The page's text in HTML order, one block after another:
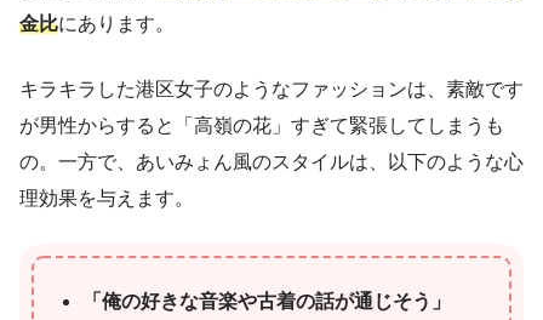
金比にあります。
キラキラした港区女子のようなファッションは、素敵です
が男性からすると「高嶺の花」すぎて緊張してしまうも
の。一方で、あいみょん風のスタイルは、以下のような心
理効果を与えます。
「俺の好きな音楽や古着の話が通じそう」